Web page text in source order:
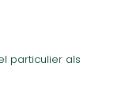
particulier als